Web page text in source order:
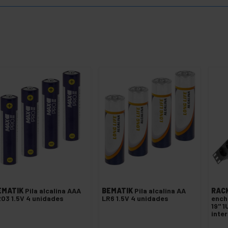
Pila alcalina AAA
1.5V 4 unidades
BEMATIK Pila alcalina AA
LR6 1.5V 4 unidades
19"